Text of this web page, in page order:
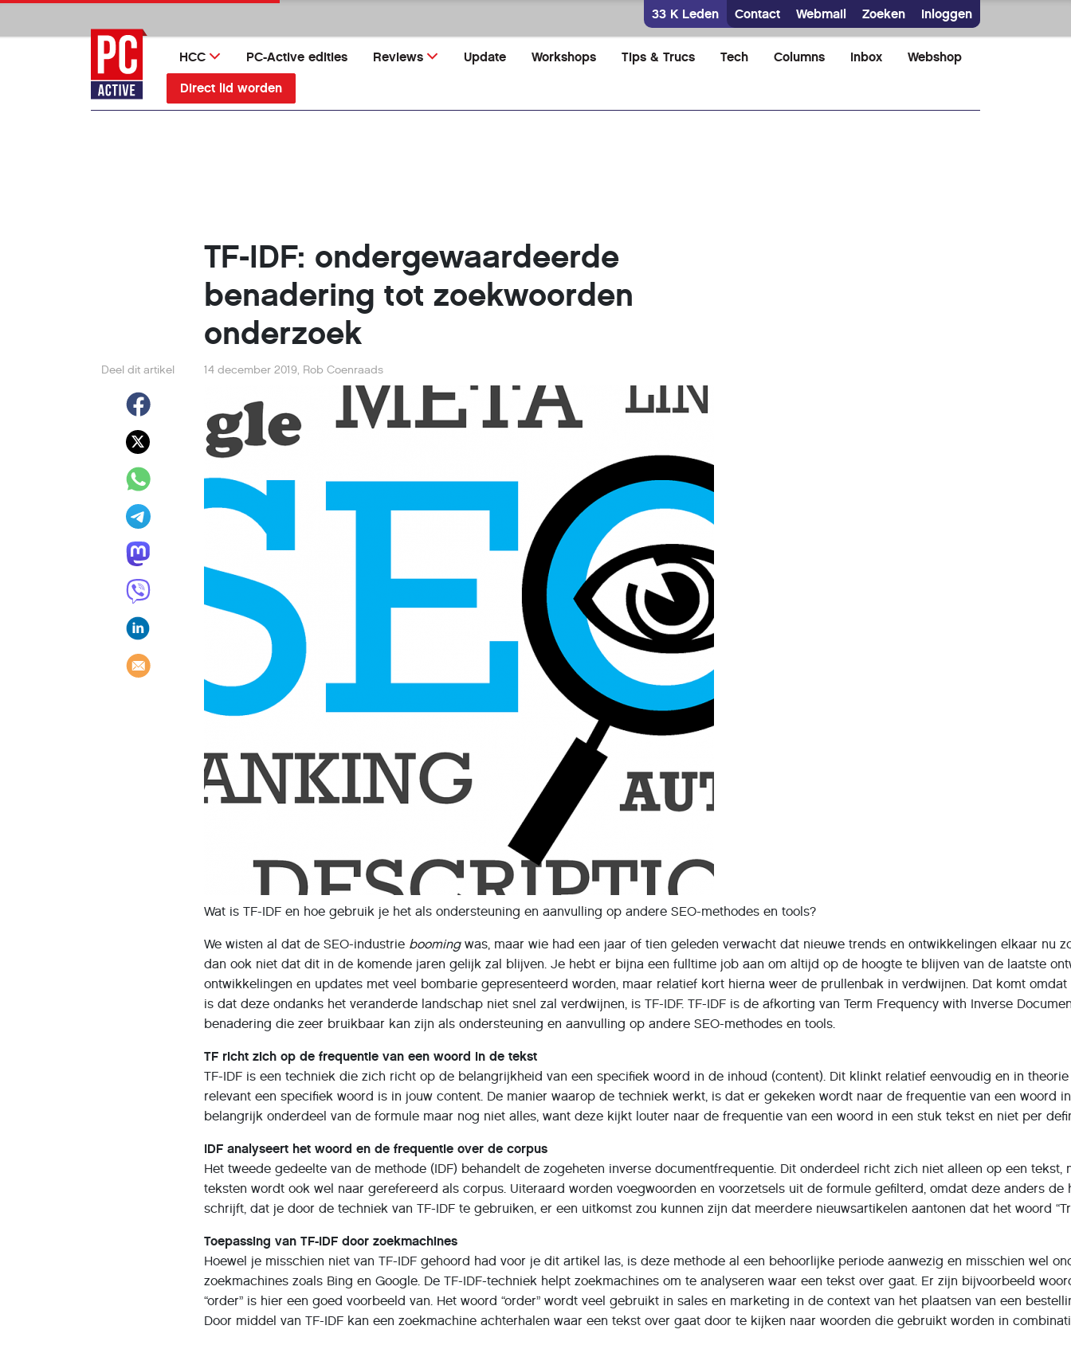
direct
naar
inhoud
33 K Leden Contact Webmail Zoeken Inloggen
HCC PC-Active edities Reviews Update Workshops Tips & Trucs Tech Columns Inbox Webshop
Direct lid worden
TF-IDF: ondergewaardeerde
benadering tot zoekwoorden
onderzoek
Deel dit artikel 14 december 2019, Rob Coenraads
Wat is TF-IDF en hoe gebruik je het als ondersteuning en aanvulling op andere SEO-methodes en tools?
We wisten al dat de SEO-industrie boomingwas, maar wie had een jaar of tien geleden verwacht dat nieuwe trends en ontwikkelingen elkaar nu
dan ook niet dat dit in de komende jaren gelijk zal blijven. Je hebt er bijna een fulltime job aan om altijd op de hoogte te blijven van de laatste
ontwikkelingen en updates met veel bombarie gepresenteerd worden, maar relatief kort hierna weer de prullenbak in verdwijnen. Dat komt
is dat deze ondanks het veranderde landschap niet snel zal verdwijnen, is TF-IDF. TF-IDF is de afkorting van Term Frequency with Inverse
benadering die zeer bruikbaar kan zijn als ondersteuning en aanvulling op andere SEO-methodes en tools.
TF richt zich op de frequentie van een woord in de tekst
TF-IDF is een techniek die zich richt op de belangrijkheid van een specifiek woord in de inhoud (content). Dit klinkt relatief eenvoudig en in
relevant een specifiek woord is in jouw content. De manier waarop de techniek werkt, is dat er gekeken wordt naar de frequentie van een
belangrijk onderdeel van de formule maar nog niet alles, want deze kijkt louter naar de frequentie van een woord in een stuk tekst en niet per
IDF analyseert het woord en de frequentie over de corpus
Het tweede gedeelte van de methode (IDF) behandelt de zogeheten inverse documentfrequentie. Dit onderdeel richt zich niet alleen op een
teksten wordt ook wel naar gerefereerd als corpus. Uiteraard worden voegwoorden en voorzetsels uit de formule gefilterd, omdat deze anders
schrijft, dat je door de techniek van TF-IDF te gebruiken, er een uitkomst zou kunnen zijn dat meerdere nieuwsartikelen aantonen dat het woord
Toepassing van TF-IDF door zoekmachines
Hoewel je misschien niet van TF-IDF gehoord had voor je dit artikel las, is deze methode al een behoorlijke periode aanwezig en misschien
zoekmachines zoals Bing en Google. De TF-IDF-techniek helpt zoekmachines om te analyseren waar een tekst over gaat. Er zijn bijvoorbeeld
“order” is hier een goed voorbeeld van. Het woord “order” wordt veel gebruikt in sales en marketing in de context van het plaatsen van een
Door middel van TF-IDF kan een zoekmachine achterhalen waar een tekst over gaat door te kijken naar woorden die gebruikt worden in